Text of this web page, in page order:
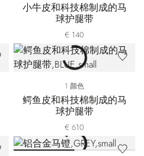
小牛皮和科技棉制成的马
球护腿带
€ 140
1 颜色
鳄鱼皮和科技棉制成的马
球护腿带
€ 610